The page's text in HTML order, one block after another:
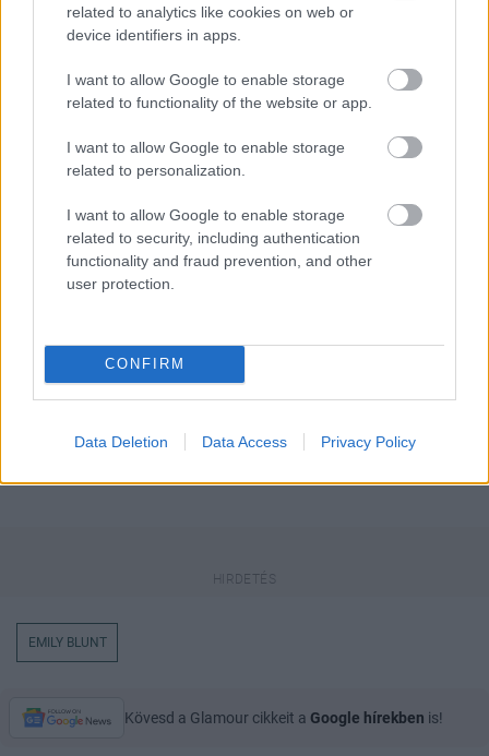
related to analytics like cookies on web or
device identifiers in apps.
I want to allow Google to enable storage
related to functionality of the website or app.
I want to allow Google to enable storage
related to personalization.
I want to allow Google to enable storage
related to security, including authentication
functionality and fraud prevention, and other
user protection.
CONFIRM
Data Deletion Data Access Privacy Policy
Emily Blunt
Messengeren
Itt állíthatod be , hogy a Google
keresőben könnyebben megtaláld a
EMILY BLUNT
Kövesd a Glamour cikkeit a Google hírekben is!